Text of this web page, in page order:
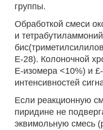
группы.
Обработкой смеси
и
Е-28). Колоночной
Е-изомера <10%) и
интенсивностей
Если реакционную
пиридине не
эквимольную смесь